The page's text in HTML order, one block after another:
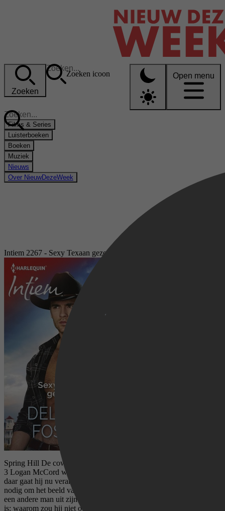
Zoeken
Zoeken icoon Open menu
Films & Series
Luisterboeken
Boeken
Muziek
Nieuws
Over NieuwDezeWeek
Intiem 2267 - Sexy Texaan gezocht
Spring Hill De cowboys in Spring Hill zijn niet te versmaden! Deel
3 Logan McCord was jaren geleden voor het laatst dronken, maar
daar gaat hij nu verandering in brengen. Er is héél veel alcohol
nodig om het beeld van zijn toekomstige verloofde in de armen van
een andere man uit zijn hoofd te krijgen. En ach, als hij toch bezig
is: waarom zou hij niet ook toegeven aan de verleiding en het bed in